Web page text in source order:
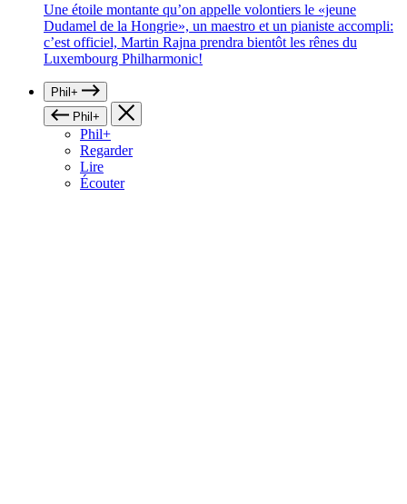
Une étoile montante qu’on appelle volontiers le «jeune
Dudamel de la Hongrie», un maestro et un pianiste accompli:
c’est officiel, Martin Rajna prendra bientôt les rênes du
Luxembourg Philharmonic!
Phil+
Phil+
Phil+
Regarder
Lire
Écouter